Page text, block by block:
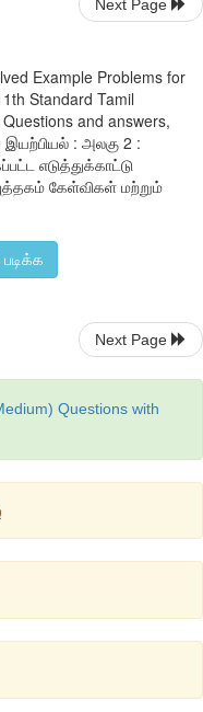
t + A
மாறி ‘x’ ஆகும்.
2
Next Page
Example Problems for
Standard Tamil
and answers,
இயற்பியல் : அலகு 2 :
எடுத்துக்காட்டு
கேள்விகள் மற்றும்
Next Page
Questions with